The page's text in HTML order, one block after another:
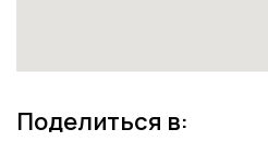
Поделиться в: